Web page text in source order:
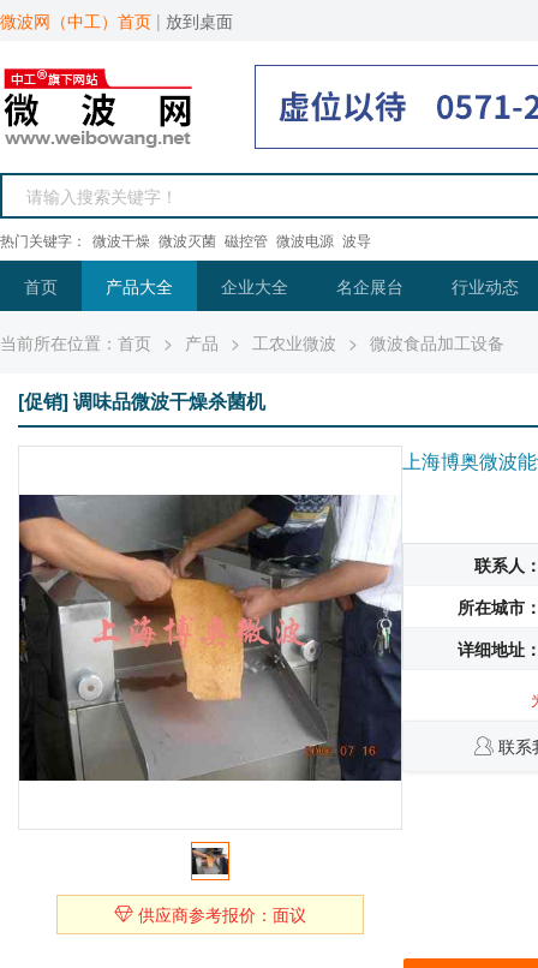
微波网（中工）首页 | 放到桌面
热门关键字： 微波干燥 微波灭菌 磁控管 微波电源 波导
首页 产品大全 企业大全 名企展台 行业动态
当前所在位置： 首页 > 产品 > 工农业微波 > 微波食品加工设备
[促销] 调味品微波干燥杀菌机
供应商参考报价：面议
上海博奥微波
联系人
所在城市
详细地址
联系